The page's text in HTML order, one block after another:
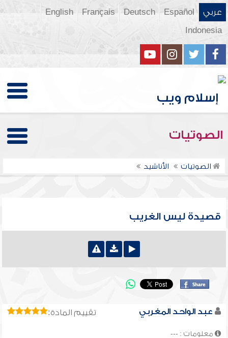
عربي Español
Deutsch
Français
English
Indonesia
الصوتيات
الصوتيات الأناشيد
قصيدة ليس الغريب
تقييم المادة: عبد الواحد المغربي
معلومات : ---